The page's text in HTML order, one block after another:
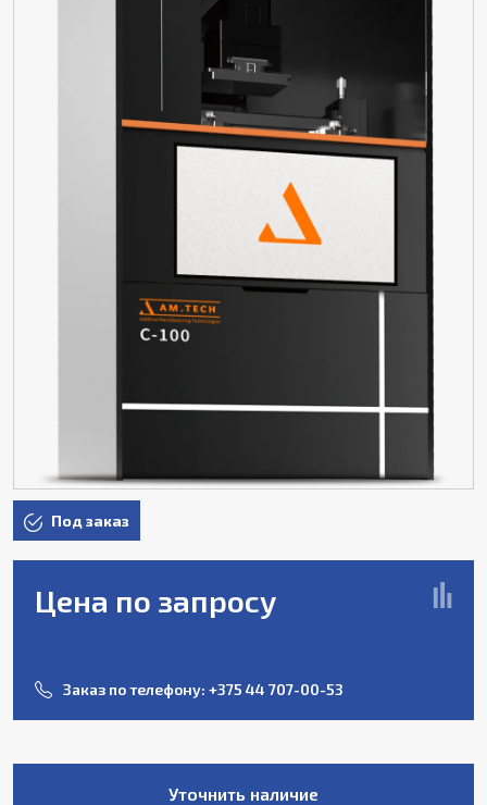
Под заказ
Цена по запросу
Заказ по телефону: +375 44 707-00-53
Уточнить наличие